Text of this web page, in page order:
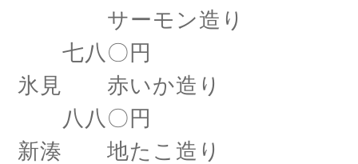
サーモン造り
七八〇円
氷見 赤いか造り
八八〇円
新湊 地たこ造り